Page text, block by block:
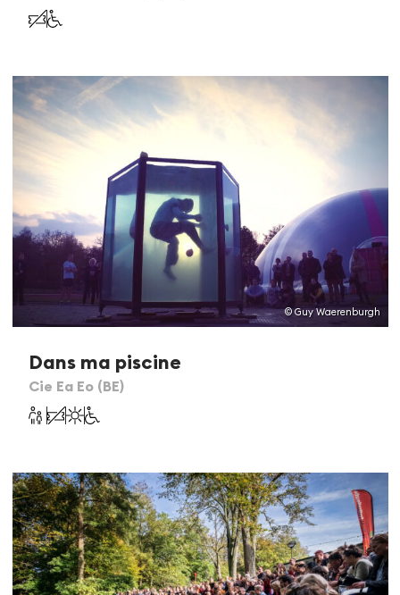
© Guy Waerenburgh
Dans ma piscine
Cie Ea Eo (BE)